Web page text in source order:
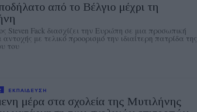
από το Βέλγιο μέχρι τη
Steven Fack διασχίζει την Ευρώπη σε μια προσωπική
αντοχής με τελικό προορισμό την ιδιαίτερη πατρίδα της
του
ΕΚΠΑΙΔΕΥΣΗ
μέρα στα σχολεία της Μυτιλήνης